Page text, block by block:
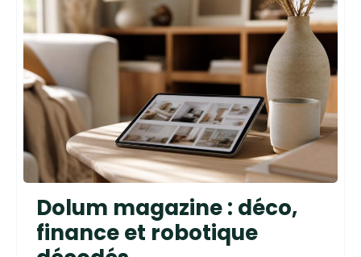
Dolum magazine : déco,
finance et robotique